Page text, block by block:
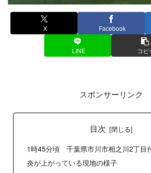
X Facebook
LINE コピ
スポンサーリンク
目次
1時45分頃 千葉県市川市相之川2丁目
炎が上がっている現地の様子